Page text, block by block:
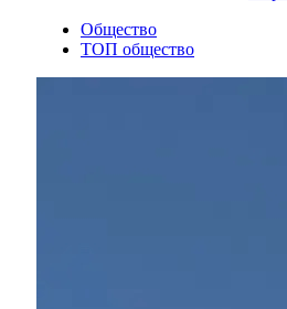
Общество
ТОП общество